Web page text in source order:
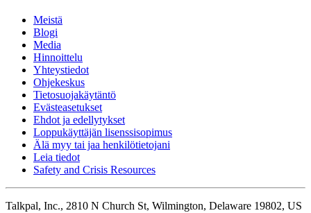
Meistä
Blogi
Media
Hinnoittelu
Yhteystiedot
Ohjekeskus
Tietosuojakäytäntö
Evästeasetukset
Ehdot ja edellytykset
Loppukäyttäjän lisenssisopimus
Älä myy tai jaa henkilötietojani
Leia tiedot
Safety and Crisis Resources
Talkpal, Inc., 2810 N Church St, Wilmington, Delaware 19802, US